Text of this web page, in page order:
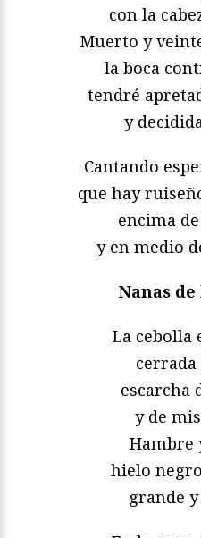
con la
Muerto y
la boca
tendré
y
Cantando
que hay
encima
y en medio
Nanas
La cebolla
cerrada
escarcha
y de
Hambre
hielo
grande